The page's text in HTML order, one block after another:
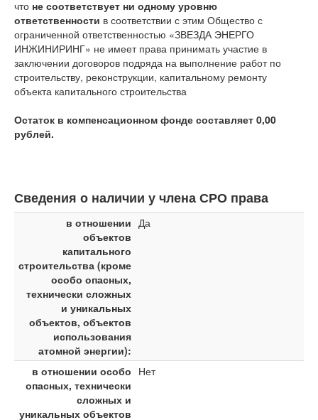
что не соответствует ни одному уровню
ответственности в соответствии с этим Общество с
ограниченной ответственностью «ЗВЕЗДА ЭНЕРГО
ИНЖИНИРИНГ» не имеет права принимать участие в
заключении договоров подряда на выполнение работ по
строительству, реконструкции, капитальному ремонту
объекта капитального строительства
Остаток в компенсационном фонде составляет 0,00
рублей.
Сведения о наличии у члена СРО права
в отношении
объектов
капитального
строительства (кроме
особо опасных,
технически сложных
и уникальных
объектов, объектов
использования
атомной энергии):
Да
в отношении особо
опасных, технически
сложных и
уникальных объектов
Нет